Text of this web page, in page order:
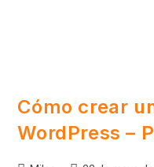
Cómo crear
WordPress –